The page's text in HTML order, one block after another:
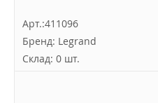
Арт.:411096
Бренд: Legrand
Склад: 0 шт.